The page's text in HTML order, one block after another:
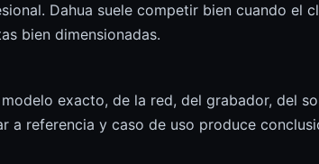
Dahua suele competir bien cuando el
bien dimensionadas.
exacto, de la red, del grabador, del
a referencia y caso de uso produce